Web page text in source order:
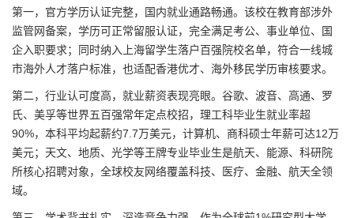
第一，官方学历认证完整，国内就业通路畅通。该校在教育部涉外
监管网备案，学历可正常留服认证，完全满足考公、事业单位、国
企入职要求；同时纳入上海留学生落户百强院校名单，符合一线城
市海外人才落户标准，也适配香港优才、海外移民学历审核要求。
第二，行业认可度高，就业薪资表现亮眼。谷歌、波音、高通、罗
氏、美孚等世界五百强常年定点校招，理工科毕业生就业率超
90%，本科平均起薪约7.7万美元，计算机、商科硕士年薪可达12万
美元；天文、地质、光学等王牌专业毕业生是航天、能源、科研院
所核心招聘对象，全球校友网络覆盖科技、医疗、金融、航天全领
域。